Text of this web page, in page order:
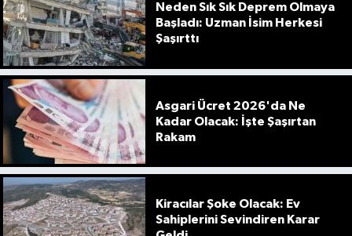
Neden Sık Sık Deprem Olmaya
Başladı: Uzman İsim Herkesi
Şaşırttı
Asgari Ücret 2026'da Ne
Kadar Olacak: İşte Şaşırtan
Rakam
Kiracılar Şoke Olacak: Ev
Sahiplerini Sevindiren Karar